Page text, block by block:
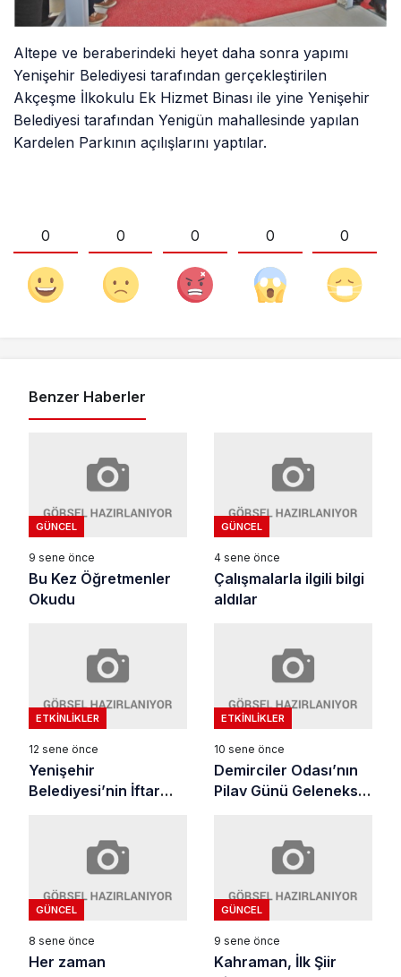
Altepe ve beraberindeki heyet daha sonra yapımı
Yenişehir Belediyesi tarafından gerçekleştirilen
Akçeşme İlkokulu Ek Hizmet Binası ile yine Yenişehir
Belediyesi tarafından Yenigün mahallesinde yapılan
Kardelen Parkının açılışlarını yaptılar.
0 0 0 0 0
Benzer Haberler
GÜNCEL
9 sene önce
Bu Kez Öğretmenler
Okudu
GÜNCEL
4 sene önce
Çalışmalarla ilgili bilgi
aldılar
ETKINLIKLER
12 sene önce
Yenişehir
Belediyesi’nin İftar
ETKINLIKLER
10 sene önce
Demirciler Odası’nın
Pilav Günü Geleneksel
GÜNCEL
8 sene önce
Her zaman
GÜNCEL
9 sene önce
Kahraman, İlk Şiir